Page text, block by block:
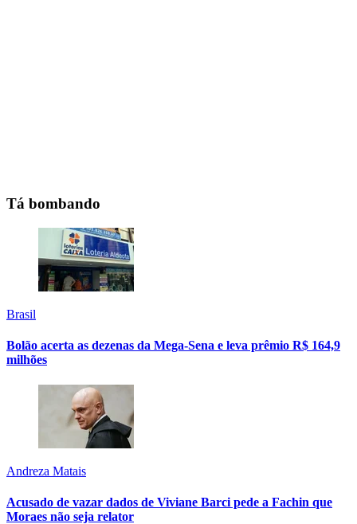
Tá bombando
Brasil
Bolão acerta as dezenas da Mega-Sena e leva prêmio R$ 164,9
milhões
Andreza Matais
Acusado de vazar dados de Viviane Barci pede a Fachin que
Moraes não seja relator